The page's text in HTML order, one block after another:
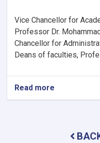
Vice Chancellor for
Professor Dr.
Chancellor for
Deans of faculties,
Read more
Chancellor
Professor